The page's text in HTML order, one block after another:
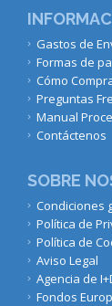
Gastos de
Formas de
Cómo
Preguntas
Manual
Contáctenos
SOBRE
Condiciones
Política de
Política de
Aviso Legal
Agencia de
Fondos